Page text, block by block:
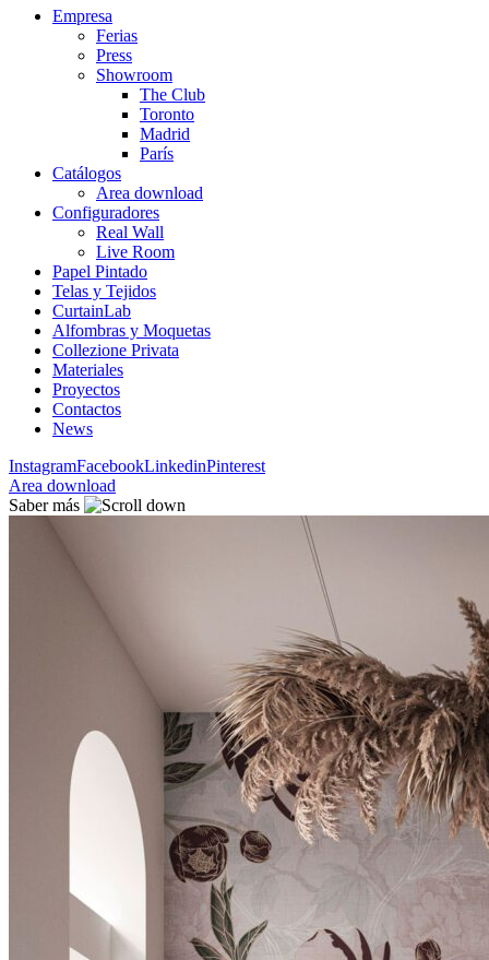
Empresa
Ferias
Press
Showroom
The Club
Toronto
Madrid
París
Catálogos
Area download
Configuradores
Real Wall
Live Room
Papel Pintado
Telas y Tejidos
CurtainLab
Alfombras y Moquetas
Collezione Privata
Materiales
Proyectos
Contactos
News
InstagramFacebookLinkedinPinterest
Area download
Saber más